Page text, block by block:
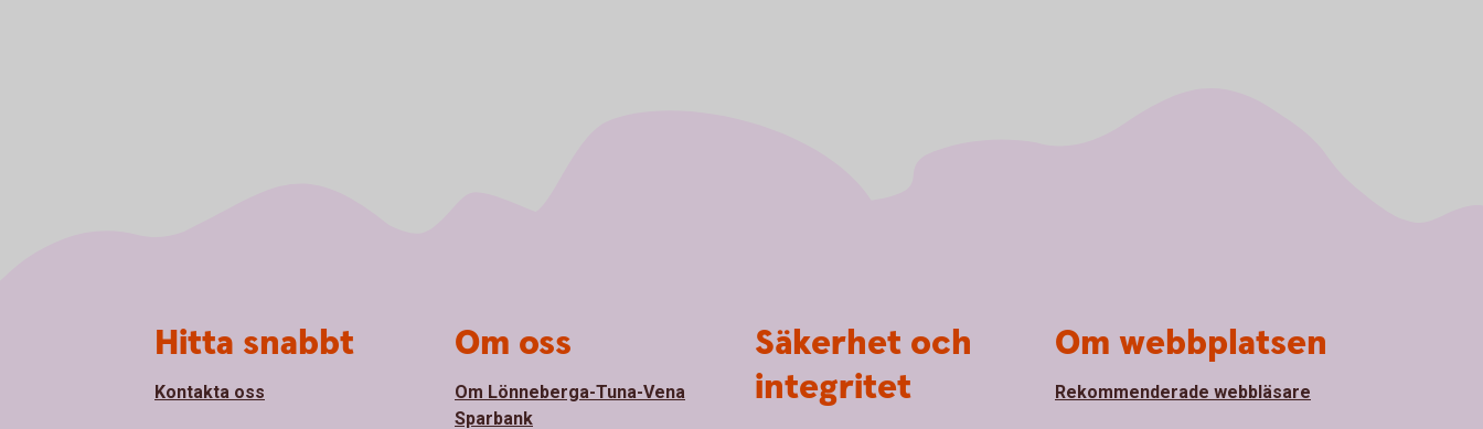
Hitta snabbt
Kontakta oss
Om oss
Om Lönneberga-Tuna-Vena
Sparbank
Säkerhet och
integritet
Om webbplatsen
Rekommenderade webbläsare